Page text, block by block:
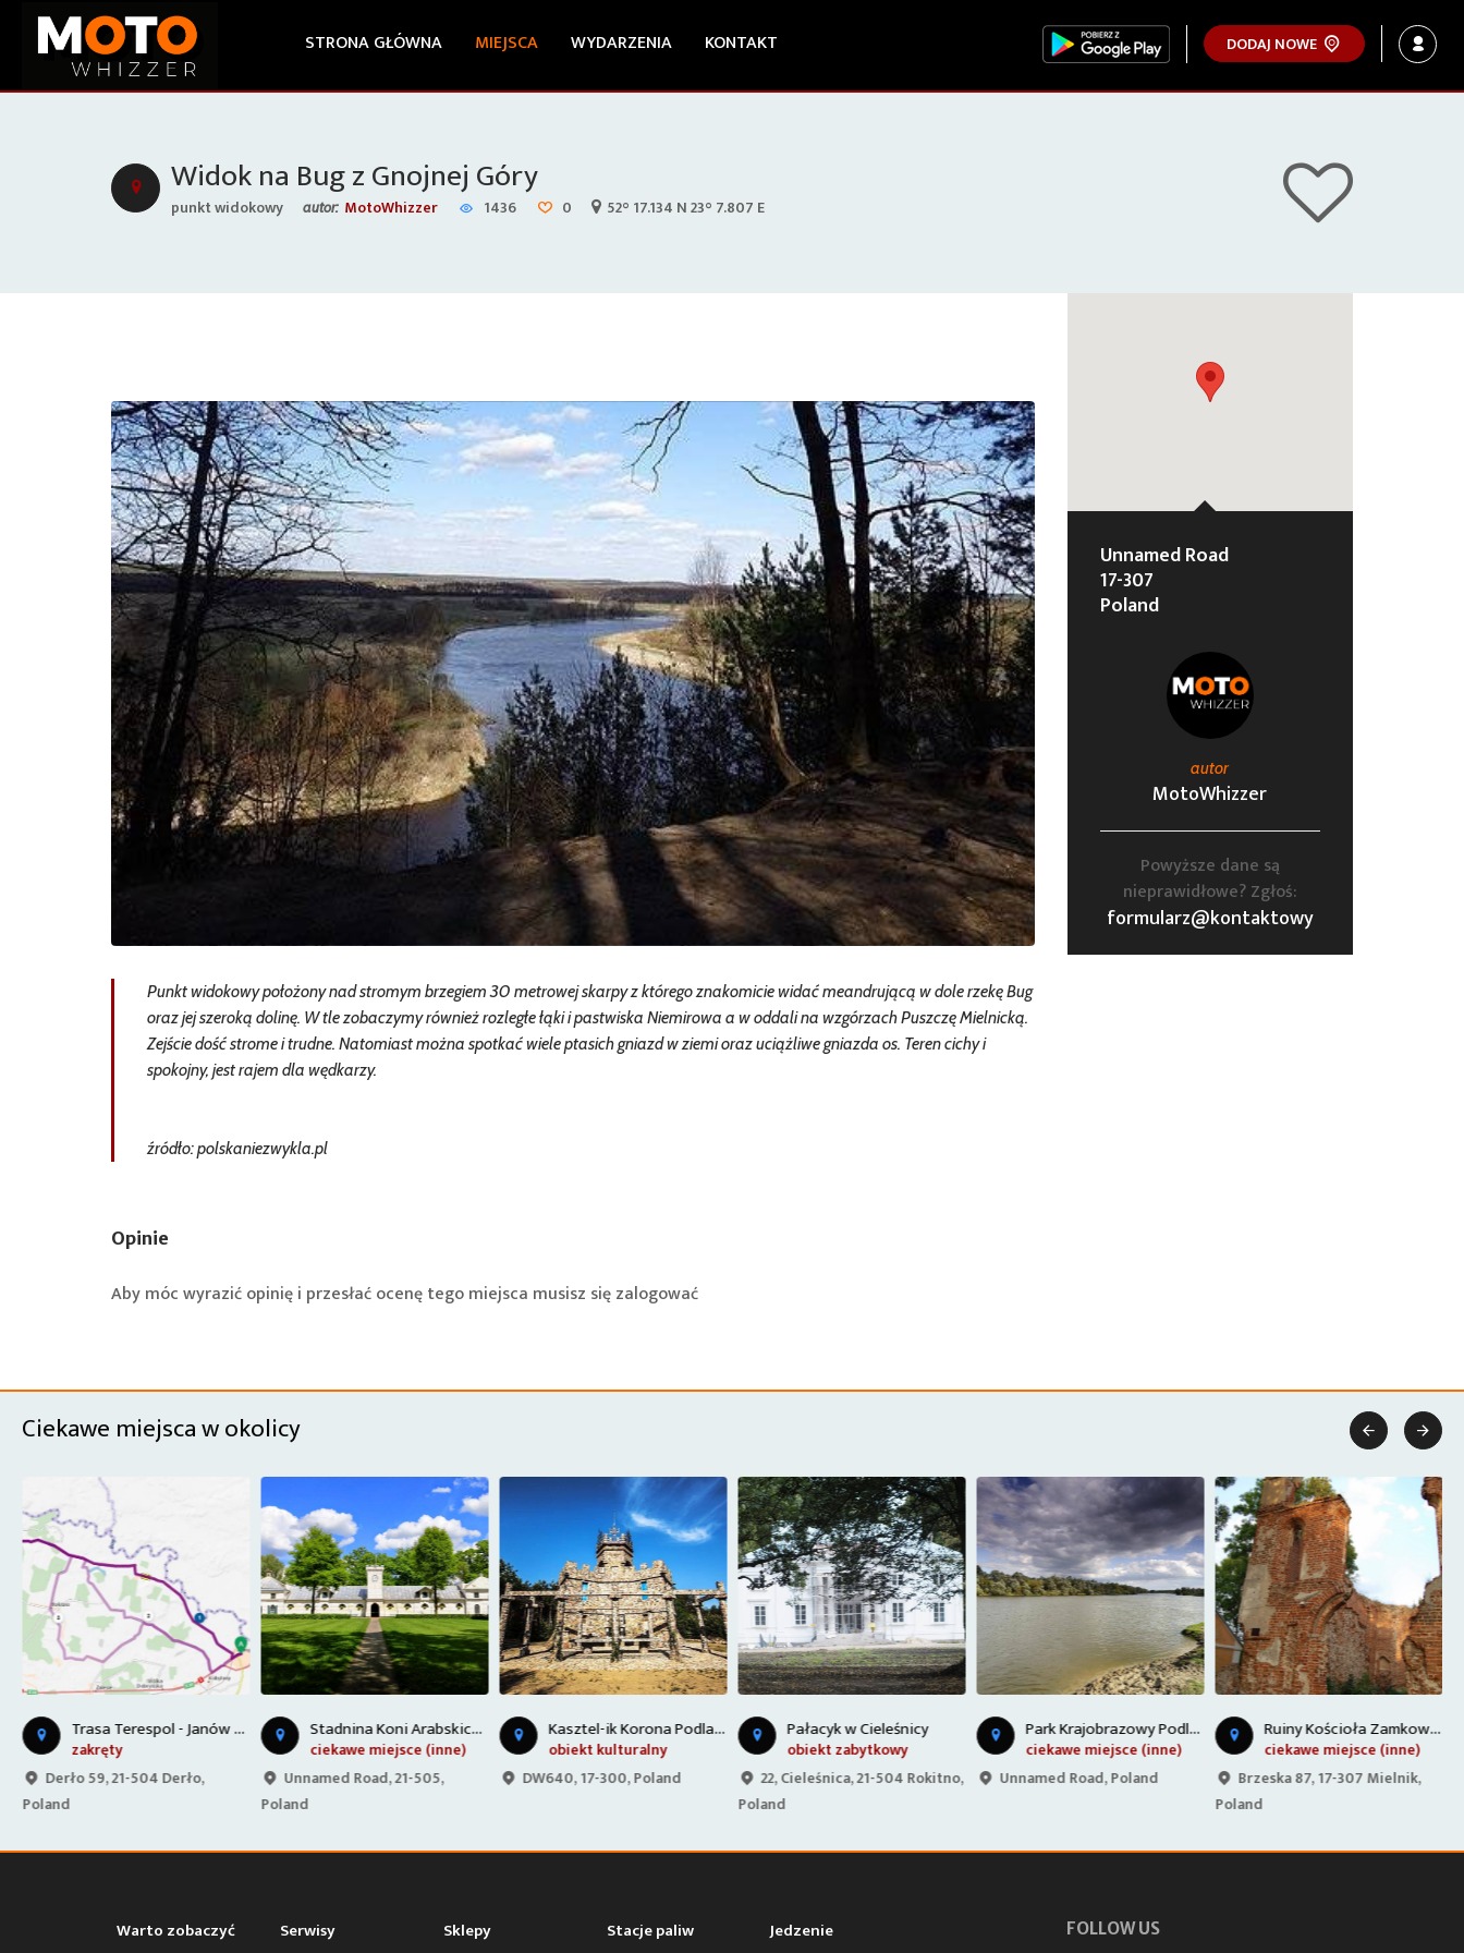
STRONA GŁÓWNA MIEJSCA WYDARZENIA KONTAKT DODAJ NOWE
Widok na Bug z Gnojnej Góry
punkt widokowy autor: MotoWhizzer 1436 0 52° 17.134 N 23° 7.807 E
Punkt widokowy położony nad stromym brzegiem 30 metrowej skarpy z którego znakomicie widać meandrującą w dole rzekę Bug
oraz jej szeroką dolinę. W tle zobaczymy również rozległe łąki i pastwiska Niemirowa a w oddali na wzgórzach Puszczę Mielnicką.
Zejście dość strome i trudne. Natomiast można spotkać wiele ptasich gniazd w ziemi oraz uciążliwe gniazda os. Teren cichy i
spokojny, jest rajem dla wędkarzy.
źródło: polskaniezwykla.pl
Opinie
Aby móc wyrazić opinię i przesłać ocenę tego miejsca musisz sięzalogować
Unnamed Road
17-307
Poland
autor
MotoWhizzer
Powyższe dane są
nieprawidłowe? Zgłoś:
formularz@kontaktowy
Ciekawe miejsca w okolicy
T
rasa Terespol - Janów Podlaski
zakręty
Derło 59, 21-504 Derło,
Poland
S
tadnina Koni Arabskich - Janów Podlaski
ciekawe miejsce (inne)
Unnamed Road, 21-505,
Poland
K
asztel-ik Korona Podlasia
obiekt kulturalny
DW640, 17-300, Poland
Pałacyk w Cieleśnicy
obiekt zabytkowy
22, Cieleśnica, 21-504 Rokitno,
Poland
P
ark Krajobrazowy Podlaski Przełom Bugu
ciekawe miejsce (inne)
Unnamed Road, Poland
R
uiny Kościoła Zamkowego - Mielnik
ciekawe miejsce (inne)
Brzeska 87, 17-307 Mielnik,
Poland
 
Warto zobaczyć Serwisy Sklepy Stacje paliw
Jedzenie
FOLLOW US